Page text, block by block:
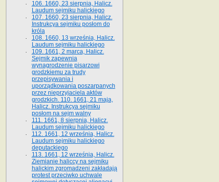
106. 1660, 23 sierpnia, Halicz.
Laudum sejmiku halickiego
107. 1660, 23 sierpnia, Halicz.
Instrukcya sejmiku posłom do
króla
108. 1660, 13 września, Halicz.
Laudum sejmiku halickiego
109. 1661, 2 marca, Halicz.
Sejmik zapewnia
wynagrodzenie pisarzowi
grodzkiemu za trudy
przepisywania i
uporządkowania poszarpanych
przez nieprzyjaciela aktów
grodzkich. 110. 1661, 21 maja,
Halicz. Instrukcya sejmiku
posłom na sejm walny
111. 1661, 8 sierpnia, Halicz.
Laudum sejmiku halickiego
112. 1661, 12 września, Halicz.
Laudum sejmiku halickiego
deputackiego
113. 1661, 12 września, Halicz.
Ziemianie haliccy na sejmiku
halickim zgromadzeni zakładają
protest przeciwko uchwale